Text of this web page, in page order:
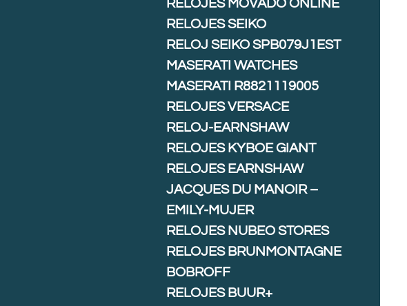
RELOJES MOVADO ONLINE
RELOJES SEIKO
RELOJ SEIKO SPB079J1EST
MASERATI WATCHES
MASERATI R8821119005
RELOJES VERSACE
RELOJ-EARNSHAW
RELOJES KYBOE GIANT
RELOJES EARNSHAW
JACQUES DU MANOIR –
EMILY-MUJER
RELOJES NUBEO STORES
RELOJES BRUNMONTAGNE
BOBROFF
RELOJES BUUR+